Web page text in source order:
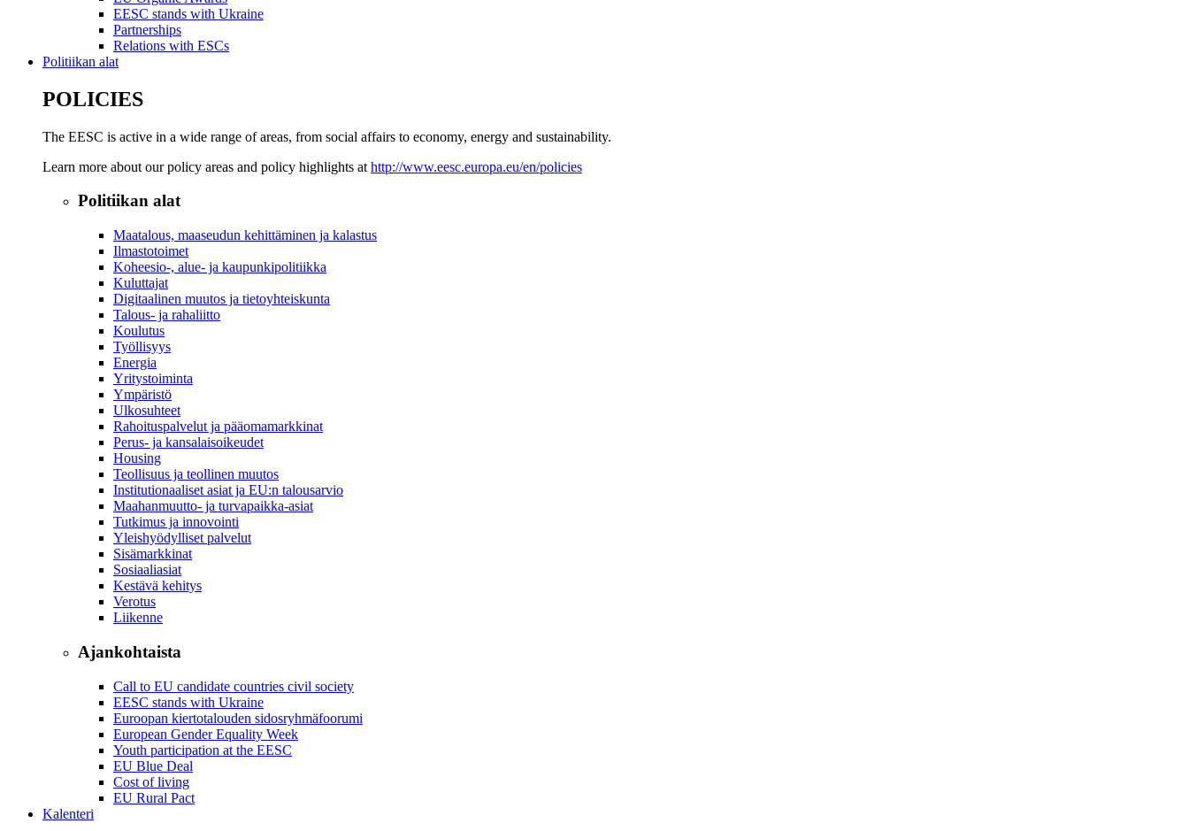
EESC stands with Ukraine
Partnerships
Relations with ESCs
Politiikan alat
POLICIES
The EESC is active in a wide range of areas, from social affairs to economy, energy and sustainability.
Learn more about our policy areas and policy highlights at http://www.eesc.europa.eu/en/policies
Politiikan alat
Maatalous, maaseudun kehittäminen ja kalastus
Ilmastotoimet
Koheesio-, alue- ja kaupunkipolitiikka
Kuluttajat
Digitaalinen muutos ja tietoyhteiskunta
Talous- ja rahaliitto
Koulutus
Työllisyys
Energia
Yritystoiminta
Ympäristö
Ulkosuhteet
Rahoituspalvelut ja pääomamarkkinat
Perus- ja kansalaisoikeudet
Housing
Teollisuus ja teollinen muutos
Institutionaaliset asiat ja EU:n talousarvio
Maahanmuutto- ja turvapaikka-asiat
Tutkimus ja innovointi
Yleishyödylliset palvelut
Sisämarkkinat
Sosiaaliasiat
Kestävä kehitys
Verotus
Liikenne
Ajankohtaista
Call to EU candidate countries civil society
EESC stands with Ukraine
Euroopan kiertotalouden sidosryhmäfoorumi
European Gender Equality Week
Youth participation at the EESC
EU Blue Deal
Cost of living
EU Rural Pact
Kalenteri